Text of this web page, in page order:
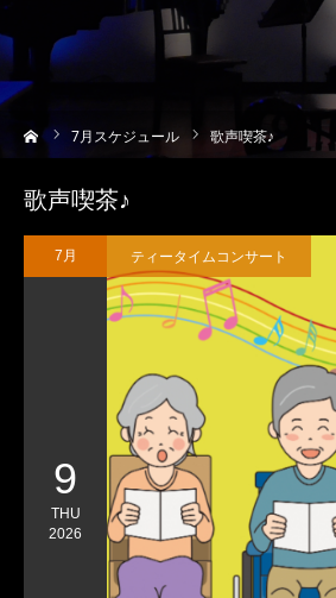
7月スケジュール 歌声喫茶♪
歌声喫茶♪
7月
9
THU
2026
ティータイムコンサート